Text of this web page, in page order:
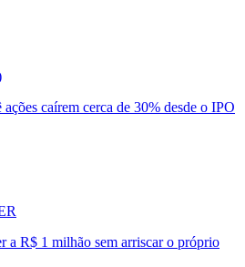
caírem cerca de 30% desde o IPO
a R$ 1 milhão sem arriscar o próprio